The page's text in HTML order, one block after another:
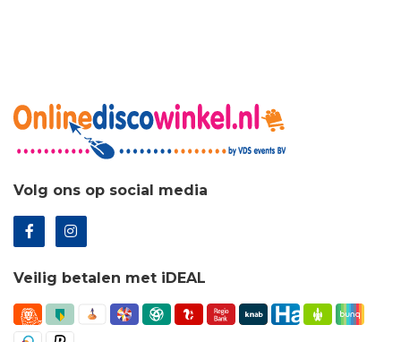
Volg ons op social media
Veilig betalen met iDEAL